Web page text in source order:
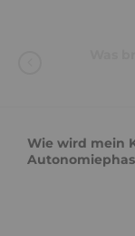
Wie wird mein